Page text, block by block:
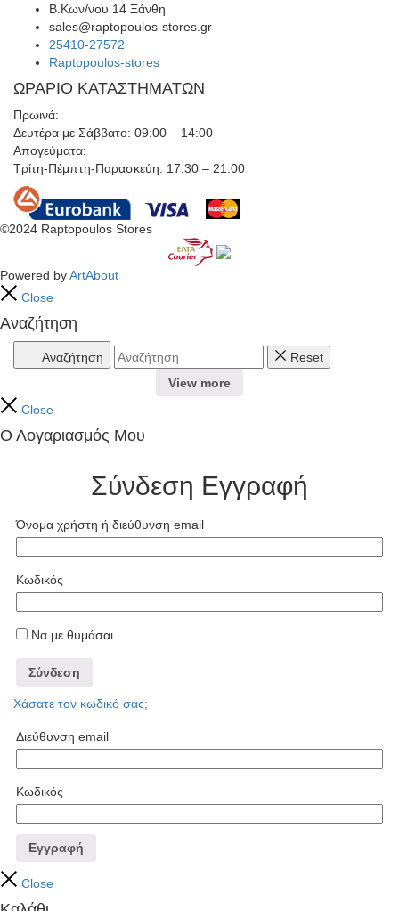
Β.Κων/νου 14 Ξάνθη
sales@raptopoulos-stores.gr
25410-27572
Raptopoulos-stores
ΩΡΑΡΙΟ ΚΑΤΑΣΤΗΜΑΤΩΝ
Πρωινά:
Δευτέρα με Σάββατο: 09:00 – 14:00
Απογεύματα:
Τρίτη-Πέμπτη-Παρασκεύη: 17:30 – 21:00
©2024 Raptopoulos Stores
Powered byArtAbout
Close
Αναζήτηση
Αναζήτηση
Reset
View more
Close
Ο Λογαριασμός Μου
Σύνδεση Εγγραφή
Όνομα χρήστη ή διεύθυνση email
Κωδικός
Να με θυμάσαι
Σύνδεση
Χάσατε τον κωδικό σας;
Διεύθυνση email
Κωδικός
Εγγραφή
Close